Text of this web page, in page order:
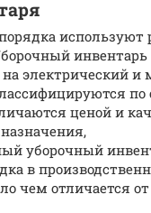
используют
инвентарь
электрический и
по
ценой и
уборочный
в
чем отличается